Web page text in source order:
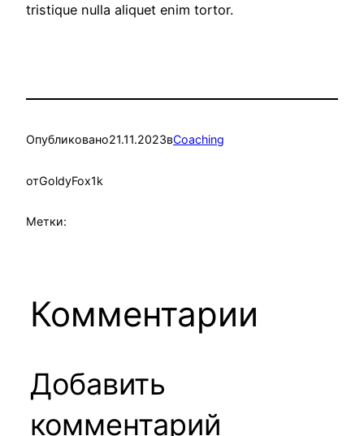
tristique nulla aliquet enim tortor.
Опубликовано21.11.2023вCoaching
отGoldyFox1k
Метки:
Комментарии
Добавить
комментарий